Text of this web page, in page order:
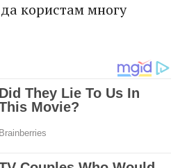
користам многу